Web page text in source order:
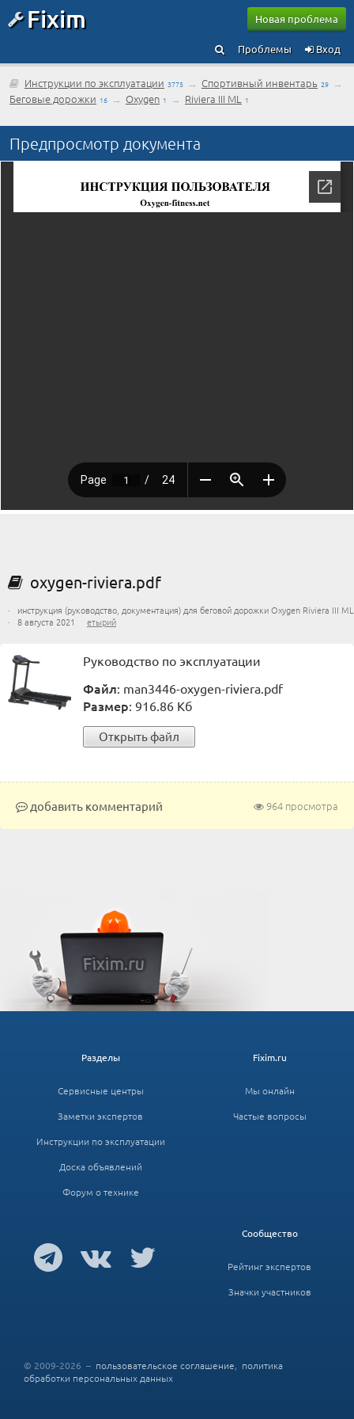
Fixim Новая проблема
Вход
Проблемы
Инструкции по эксплуатации 3775 → Спортивный инвентарь 29 →
Беговые дорожки 16 → Oxygen 1 → Riviera III ML 1
Предпросмотр документа
oxygen-riviera.pdf
· инструкция (руководство, документация) для беговой дорожки Oxygen Riviera III ML
· 8 августа 2021 етырий
Руководство по эксплуатации
Файл: man3446-oxygen-riviera.pdf
Размер: 916.86 Кб
Открыть файл
964 просмотра
добавить комментарий
Fixim.ru
Мы онлайн
Частые вопросы
Разделы
Сервисные центры
Заметки экспертов
Инструкции по эксплуатации
Доска объявлений
Форум о технике
Сообщество
Рейтинг экспертов
Значки участников
© 2009-2026 – пользовательское соглашение, политика
обработки персональных данных